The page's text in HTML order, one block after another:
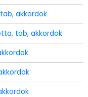
akkordok
tab, akkordok